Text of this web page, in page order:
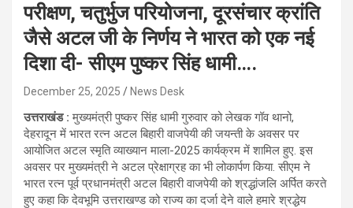
परीक्षण, चतुर्भुज परियोजना, दूरसंचार क्रांति
जैसे अटल जी के निर्णय ने भारत को एक नई
दिशा दी- सीएम पुष्कर सिंह धामी….
December 25, 2025 News Desk
उत्तराखंड : मुख्यमंत्री पुष्कर सिंह धामी गुरुवार को लेखक गॉव थानो,
देहरादून में भारत रत्न अटल बिहारी वाजपेयी की जयन्ती के अवसर पर
आयोजित अटल स्मृति व्याख्यान माला-2025 कार्यक्रम में शामिल हुए. इस
अवसर पर मुख्यमंत्री ने अटल प्रेक्षाग्रह का भी लोकार्पण किया. सीएम ने
भारत रत्न पूर्व प्रधानमंत्री अटल बिहारी वाजपेयी को श्रद्धांजलि अर्पित करते
हुए कहा कि देवभूमि उत्तराखण्ड को राज्य का दर्जा देने वाले हमारे श्रद्धेय